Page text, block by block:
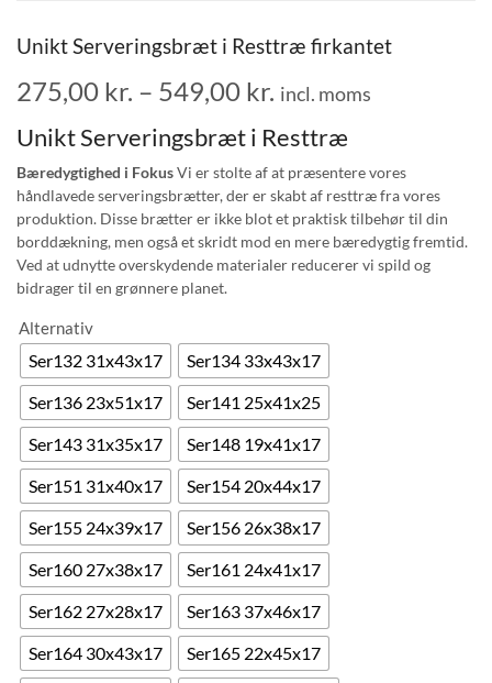
Unikt Serveringsbræt i Resttræ firkantet
275,00 kr. – 549,00 kr. incl. moms
Unikt Serveringsbræt i Resttræ
Bæredygtighed i FokusVi er stolte af at præsentere vores
håndlavede serveringsbrætter, der er skabt af resttræ fra vores
produktion. Disse brætter er ikke blot et praktisk tilbehør til din
borddækning, men også et skridt mod en mere bæredygtig fremtid.
Ved at udnytte overskydende materialer reducerer vi spild og
bidrager til en grønnere planet.
Alternativ
Ser132 31x43x17
Ser134 33x43x17
Ser136 23x51x17
Ser141 25x41x25
Ser143 31x35x17
Ser148 19x41x17
Ser151 31x40x17
Ser154 20x44x17
Ser155 24x39x17
Ser156 26x38x17
Ser160 27x38x17
Ser161 24x41x17
Ser162 27x28x17
Ser163 37x46x17
Ser164 30x43x17
Ser165 22x45x17